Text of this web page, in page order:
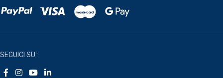
SEGUICI SU: